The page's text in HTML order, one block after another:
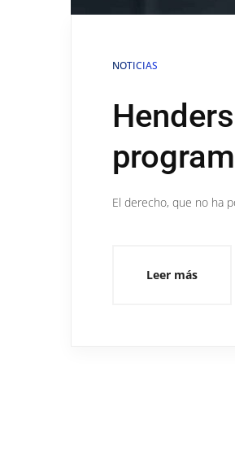
NOTICIAS
El derecho, que no ha
Leer más